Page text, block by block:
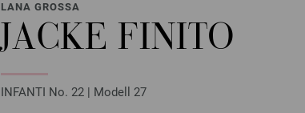
LANA GROSSA
JACKE FINITO
INFANTI No. 22 | Modell 27